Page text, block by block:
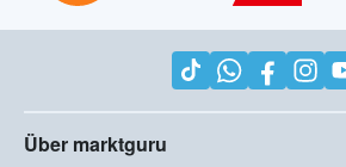
Über marktguru